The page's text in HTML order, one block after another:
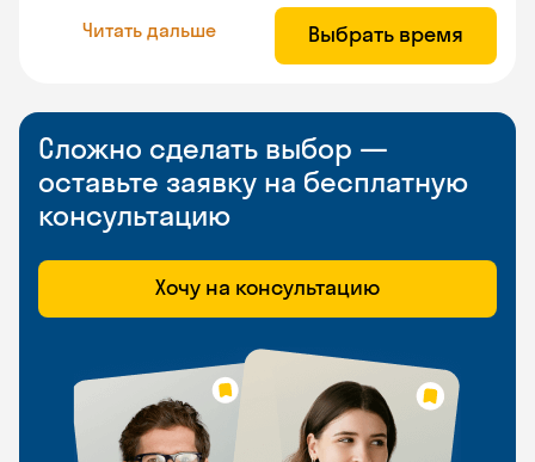
Читать дальше Выбрать время
Сложно сделать выбор —
оставьте заявку на бесплатную
консультацию
Хочу на консультацию